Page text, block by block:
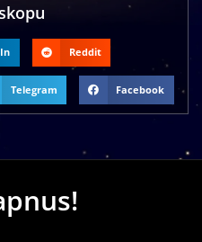
Reddit
Telegram Facebook